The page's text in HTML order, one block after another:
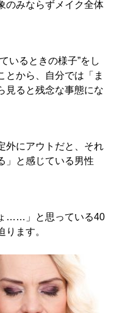
のみならずメイク全体
いるときの様子”をし
とから、自分では「ま
見ると残念な事態にな
外にアウトだと、それ
」と感じている男性
……」と思っている40
ます。